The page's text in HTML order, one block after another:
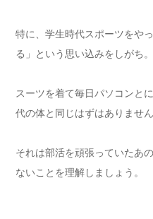
特に、学生時代スポーツをや
る」という思い込みをしがち。
スーツを着て毎日パソコンと
代の体と同じはずはありません
それは部活を頑張っていたあ
ないことを理解しましょう。